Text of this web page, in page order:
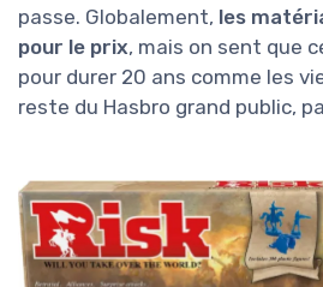
passe. Globalement, les
pour le prix, mais on sent que
pour durer 20 ans comme les
reste du Hasbro grand public,